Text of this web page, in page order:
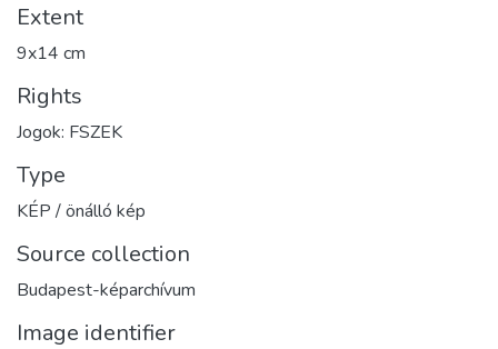
Extent
9x14 cm
Rights
Jogok: FSZEK
Type
KÉP / önálló kép
Source collection
Budapest-képarchívum
Image identifier